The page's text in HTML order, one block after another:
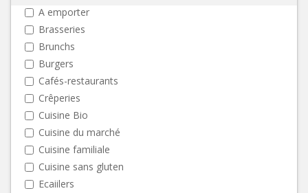
A emporter
Brasseries
Brunchs
Burgers
Cafés-restaurants
Crêperies
Cuisine Bio
Cuisine du marché
Cuisine familiale
Cuisine sans gluten
Ecaiilers